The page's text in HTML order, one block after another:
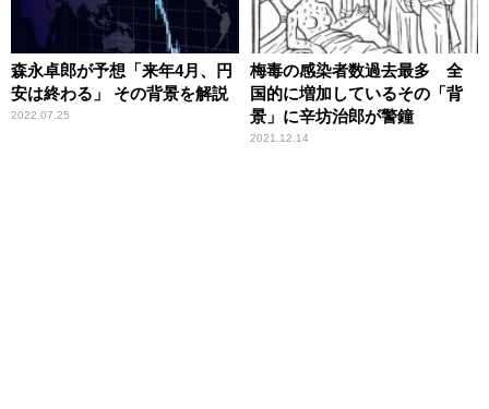
森永卓郎が予想「来年4月、円
安は終わる」 その背景を解説
2022.07.25
梅毒の感染者数過去最多 全
国的に増加しているその「背
景」に辛坊治郎が警鐘
2021.12.14